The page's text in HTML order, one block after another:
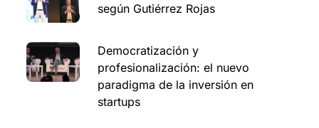
según Gutiérrez Rojas
Democratización y
profesionalización: el nuevo
paradigma de la inversión en
startups